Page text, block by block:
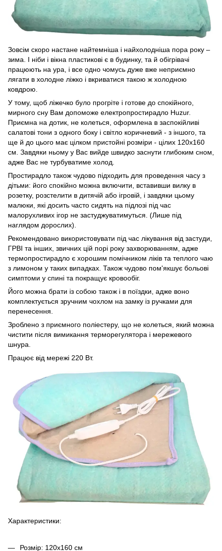
Зовсім скоро настане найтемніша і найхолодніша пора року –
зима. І ніби і вікна пластикові є в будинку, та й обігрівачі
працюють на ура, і все одно чомусь дуже вже неприємно
лягати в холодне ліжко і вкриватися такою ж холодною
ковдрою.
У тому, щоб ліжечко було прогріте і готове до спокійного,
мирного сну Вам допоможе електропростирадло Huzur.
Приємна на дотик, не колеться, оформлена в заспокійливі
салатові тони з одного боку і світло коричневий - з іншого, та
ще й до цього має цілком пристойні розміри - цілих 120х160
см. Завдяки ньому у Вас вийде швидко заснути глибоким сном,
адже Вас не турбуватиме холод.
Простирадло також чудово підходить для проведення часу з
дітьми: його спокійно можна включити, вставивши вилку в
розетку, розстелити в дитячій або ігровій, і завдяки цьому
малюки, які досить часто сидять на підлозі під час
малорухливих ігор не застуджуватимуться. (Лише під
наглядом дорослих).
Рекомендовано використовувати під час лікування від застуди,
ГРВІ та інших, звичних цій порі року захворюванням, адже
термопростирадло є хорошим помічником ліків та теплого чаю
з лимоном у таких випадках. Також чудово пом'якшує больові
симптоми у спині та покращує кровообіг.
Його можна брати із собою також і в поїздки, адже воно
комплектується зручним чохлом на замку із ручками для
перенесення.
Зроблено з приємного поліестеру, що не колеться, який можна
чистити після вимикання терморегулятора і мережевого
шнура.
Працює від мережі 220 Вт.
Характеристики:
Розмір: 120х160 см